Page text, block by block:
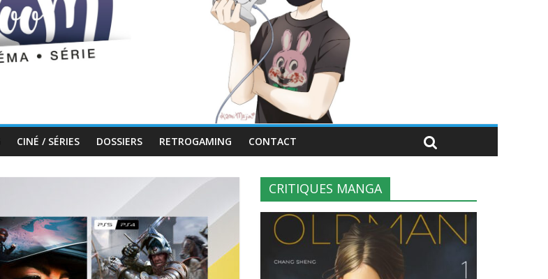
CINÉ / SÉRIES DOSSIERS RETROGAMING CONTACT
CRITIQUES MANGA